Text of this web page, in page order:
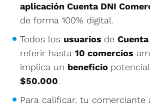
aplicación Cuenta DNI
de forma 100% digital.
Todos los usuarios de Cuenta
referir hasta 10 comercios
implica un beneficio
$50.000.
Para calificar, tu comerciante